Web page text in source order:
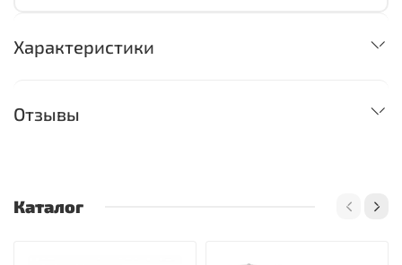
Характеристики
Отзывы
Каталог